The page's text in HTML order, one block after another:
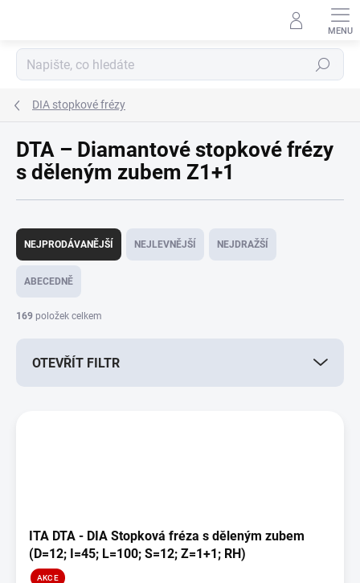
Hledat
DIA stopkové frézy
DTA – Diamantové stopkové frézy
s děleným zubem Z1+1
Ř
z
í
NEJPRODÁVANĚJŠÍ NEJLEVNĚJŠÍ NEJDRAŽŠÍ
ABECEDNĚ
169 položek celkem
OTEVŘÍT FILTR
ITA DTA - DIA Stopková fréza s děleným zubem
(D=12; I=45; L=100; S=12; Z=1+1; RH)
AKCE